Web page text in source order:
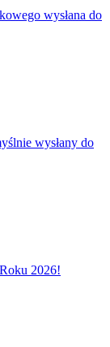
wysłana do
wysłany do
2026!